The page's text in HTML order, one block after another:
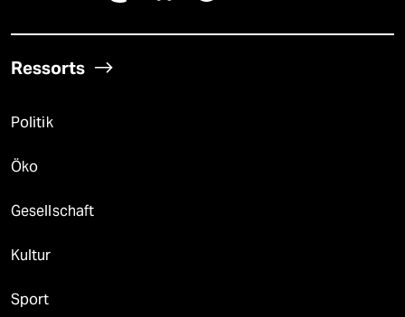
Ressorts
Politik
Öko
Gesellschaft
Kultur
Sport